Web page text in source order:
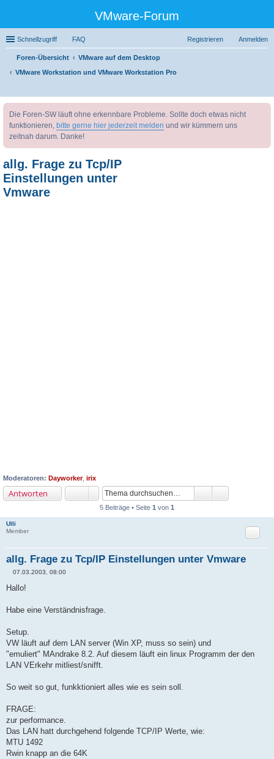
VMware-Forum
Schnellzugriff FAQ Anmelden
Registrieren
Foren-Übersicht
VMware auf dem Desktop
VMware Workstation und VMware Workstation Pro
uc
Die Foren-SW läuft ohne erkennbare Probleme. Sollte doch etwas nicht
funktionieren, bitte gerne hier jederzeit melden und wir kümmern uns
zeitnah darum. Danke!
allg. Frage zu Tcp/IP
Einstellungen unter
Vmware
Moderatoren: Dayworker, irix
Antworten
5 Beiträge • Seite 1 von 1
Ulli
Member
allg. Frage zu Tcp/IP Einstellungen unter Vmware
Zitat
e
i
a
07.03.2003, 08:00
Hallo!
Habe eine Verständnisfrage.
Setup.
VW läuft auf dem LAN server (Win XP, muss so sein) und
"emuliert" MAndrake 8.2. Auf diesem läuft ein linux Programm der den
LAN VErkehr mitliest/snifft.
So weit so gut, funkktioniert alles wie es sein soll.
FRAGE:
zur performance.
Das LAN hatt durchgehend folgende TCP/IP Werte, wie:
MTU 1492
Rwin knapp an die 64K